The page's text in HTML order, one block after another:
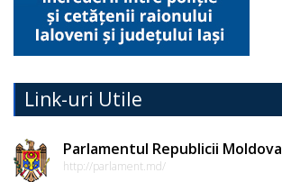
Link-uri Utile
Parlamentul Republicii Moldova
http://parlament.md/